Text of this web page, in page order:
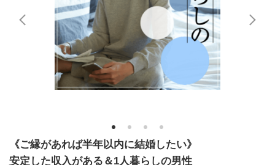
1 2 3 4
《ご縁があれば半年以内に結婚したい》
安定した収入がある＆1人暮らしの男性